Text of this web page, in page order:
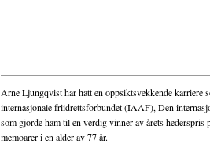
Arne Ljungqvist har hatt en oppsiktsvekkende karriere
internasjonale friidrettsforbundet (IAAF), Den
som gjorde ham til en verdig vinner av årets
memoarer i en alder av 77 år.